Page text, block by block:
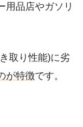
用品店やガソリ
取り性能)に劣
が特徴です。